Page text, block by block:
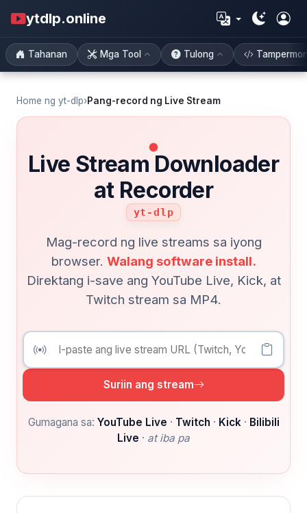
ytdlp.online
Tahanan Mga Tool Tulong
Home ng yt-dlp›Pang-record ng Live Stream
Live Stream Downloader
at Recorder
yt-dlp
Mag-record ng live streams sa iyong
browser. Walang software install.
Direktang i-save ang YouTube Live, Kick, at
Twitch stream sa MP4.
Suriin ang stream
Gumagana sa: YouTube Live · Twitch · Kick · Bilibili
Live · at iba pa